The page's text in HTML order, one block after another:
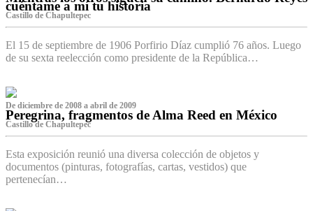
cuéntame a mí tu historia
Castillo de Chapultepec
El 15 de septiembre de 1906 Porfirio Díaz cumplió 76 años. Luego
de su sexta reelección como presidente de la República…
De diciembre de 2008 a abril de 2009
Peregrina, fragmentos de Alma Reed en México
Castillo de Chapultepec
Esta exposición reunió una diversa colección de objetos y
documentos (pinturas, fotografías, cartas, vestidos) que
pertenecían…